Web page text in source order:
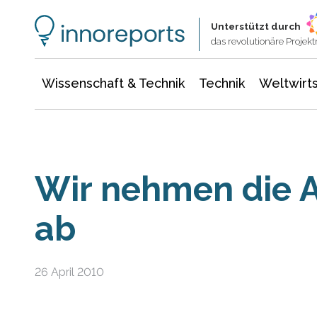
Unterstützt durch
das revolutionäre
Wissenschaft & Technik Technik
Wir nehmen die
ab
26 April 2010